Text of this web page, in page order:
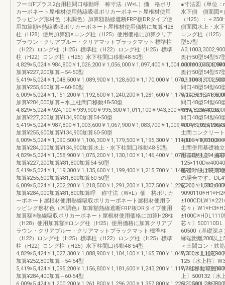
フーゴFプラス2台用柱間口移動呼 称寸法（W×L）価 格ポリ
カーボネート屋根材使用熱線吸収ポリカーボネート屋根材使用
ラッピング形材色（木調色）加算額熱線遮断FRP板DRタイプ使
用加算額※熱線吸収ポリカーボネート屋根材使用価格に加算H28
柱（H28）使用加算額※ロング柱（H25）使用価格に加算クリア
ブラウン・クリアブルー・クリアマットブラックマット 標準柱
（H22）ロング柱（H25）標準柱（H22）ロング柱（H25）標準
柱（H22）ロング柱（H25）水下柱間口移動48-50型
4,829×5,024￥984,800￥1,026,200￥1,056,000￥1,097,400￥1,004,000￥
加算¥227,200加算―54-50型
5,419×5,024￥1,048,500￥1,089,900￥1,128,600￥1,170,000￥1,070,100￥
加算¥255,600加算―60-50型
6,009×5,024￥1,151,200￥1,192,600￥1,240,200￥1,281,600￥1,175,200￥
加算¥284,000加算―水上柱間口移動48-50型
4,829×5,024￥924,100￥939,900￥995,300￥1,011,100￥943,300￥959,100¥48,200
加算¥227,200加算¥134,900加算54-50型
5,419×5,024￥987,800￥1,003,600￥1,067,900￥1,083,700￥1,009,400￥
加算¥255,600加算¥134,900加算60-50型
6,009×5,024￥1,090,500￥1,106,300￥1,179,500￥1,195,300￥1,114,500￥
加算¥284,000加算¥134,900加算水上・水下柱間口移動48-50型
4,829×5,024￥1,058,900￥1,075,200￥1,130,100￥1,146,400￥1,078,100￥
加算¥227,200加算¥81,800加算54-50型
5,419×5,024￥1,119,300￥1,135,600￥1,199,400￥1,215,700￥1,140,900￥
加算¥255,600加算¥81,800加算60-50型
6,009×5,024￥1,202,200￥1,218,500￥1,291,200￥1,307,500￥1,226,200￥
加算¥284,000加算¥81,800加算呼 称寸法（W×L）価 格ポリカ
ーボネート屋根材使用熱線吸収ポリカーボネート屋根材使用ラ
ッピング形材色（木調色）加算額熱線遮断FRP板DRタイプ使用
加算額※熱線吸収ポリカーボネート屋根材使用価格に加算H28柱
（H28）使用加算額※ロング柱（H25）使用価格に加算クリアブ
ラウン・クリアブルー・クリアマットブラックマット 標準柱
（H22）ロング柱（H25）標準柱（H22）ロング柱（H25）標準
柱（H22）ロング柱（H25）水下柱間口移動48-54型
4,829×5,424￥1,027,300￥1,088,900￥1,104,100￥1,165,700￥1,047,300￥
加算¥252,800加算―54-54型
5,419×5,424￥1,095,200￥1,156,800￥1,181,600￥1,243,200￥1,117,700￥
加算¥284,400加算―60-54型
6,009×5,424￥1,200,200￥1,261,800￥1,296,200￥1,357,800￥1,225,200￥
●寸法図（単位
水下側 側面図※
（H25）：＋
側面図水上・水
ロング柱（H25
型57型
奥行50型54型57
奥行50型54型57
間口48型54型60
間口48型54型60
間口48型54型60
土間コンクリー
土間併用基礎独
用基礎独立・偏
基礎寸法は長期
の場合です。
芯々〕
芯々）
芯々〕500110DL
60500（基礎深
縁端距離200以上
＜土間コン・鉄
W3〔水上柱芯々
125〔水上柱〕
W4柱移動範囲
上〕500132〔水
柱〕500〔水下〕